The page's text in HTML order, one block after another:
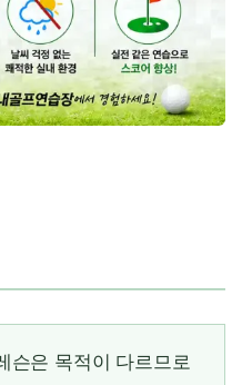
슨은 목적이 다르므로